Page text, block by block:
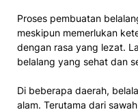
Proses pembuatan
meskipun memerlukan
dengan rasa yang lezat.
belalang yang sehat dan
Di beberapa daerah,
alam. Terutama dari